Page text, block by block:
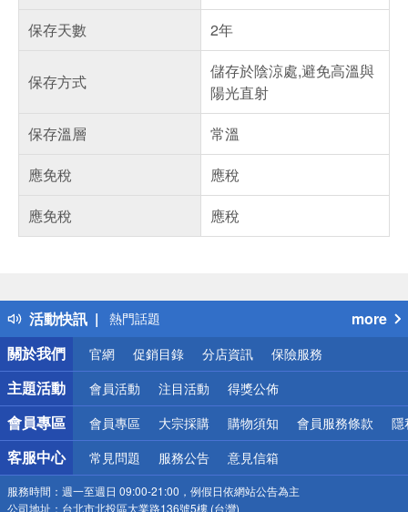
保存天數
2年
保存方式
儲存於陰涼處,避免高溫與
陽光直射
保存溫層
常溫
應免稅
應稅
應免稅
應稅
活動快訊
得獎公告
熱門話題
銀行優惠
偏遠地區配送
詐騙網頁！請小心！
more
關於我們
官網 促銷目錄 分店資訊 保險服務
主題活動 會員活動 注目活動 得獎公佈
會員專區 會員專區 大宗採購 購物須知 會員服務條款 隱
客服中心 常見問題 服務公告 意見信箱
服務時間： 週一至週日 09:00-21:00，例假日依網站公告為主
公司地址： 台北市北投區大業路136號5樓 (台灣)